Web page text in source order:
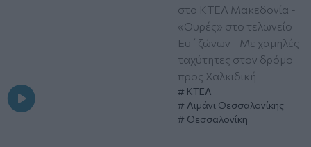
στο ΚΤΕΛ Μακεδονία -
«Ουρές» στο τελωνείο
Ευ΄ζώνων - Με χαμηλές
ταχύτητες στον δρόμο
προς Χαλκιδική
ΚΤΕΛ
Λιμάνι Θεσσαλονίκης
Θεσσαλονίκη